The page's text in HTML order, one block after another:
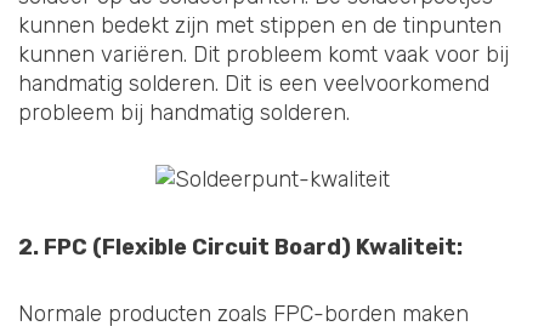
kunnen bedekt zijn met stippen en de tinpunten
kunnen variëren. Dit probleem komt vaak voor bij
handmatig solderen. Dit is een veelvoorkomend
probleem bij handmatig solderen.
2. FPC (Flexible Circuit Board) Kwaliteit:
Normale producten zoals FPC-borden maken